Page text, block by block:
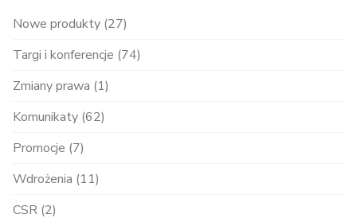
Nowe produkty (27)
Targi i konferencje (74)
Zmiany prawa (1)
Komunikaty (62)
Promocje (7)
Wdrożenia (11)
CSR (2)